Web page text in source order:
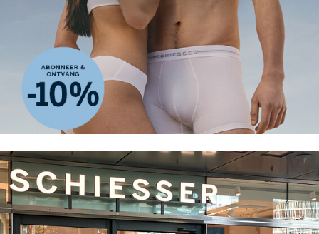
Ik ben geïnteresseerd in:
Damesmode
Herenmode
Kindermode
ADIDAS
Privacy Policy